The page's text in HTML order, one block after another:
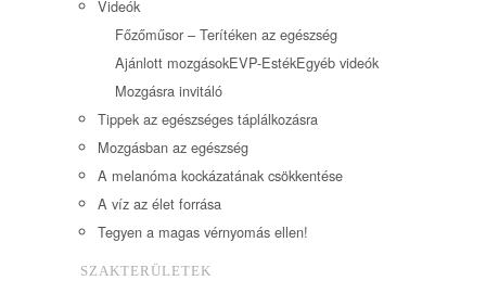
Videók
Főzőműsor – Terítéken az egészség
Ajánlott mozgásokEVP-EstékEgyéb videók
Mozgásra invitáló
Tippek az egészséges táplálkozásra
Mozgásban az egészség
A melanóma kockázatának csökkentése
A víz az élet forrása
Tegyen a magas vérnyomás ellen!
SZAKTERÜLETEK